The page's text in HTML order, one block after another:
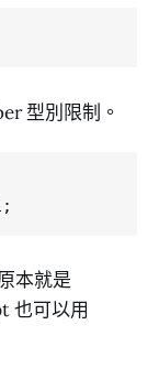
型別限制。
本就是
也可以用